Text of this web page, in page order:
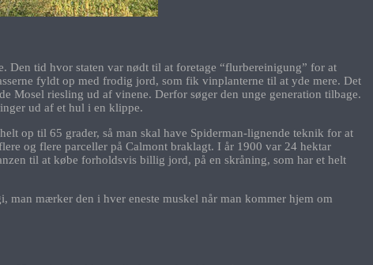
Den tid hvor staten var nødt til at foretage “flurbereinigung” for at
fyldt op med frodig jord, som fik vinplanterne til at yde mere. Det
Mosel riesling ud af vinene. Derfor søger den unge generation tilbage.
ud af et hul i en klippe.
op til 65 grader, så man skal have Spiderman-lignende teknik for at
og flere parceller på Calmont braklagt. I år 1900 var 24 hektar
til at købe forholdsvis billig jord, på en skråning, som har et helt
man mærker den i hver eneste muskel når man kommer hjem om